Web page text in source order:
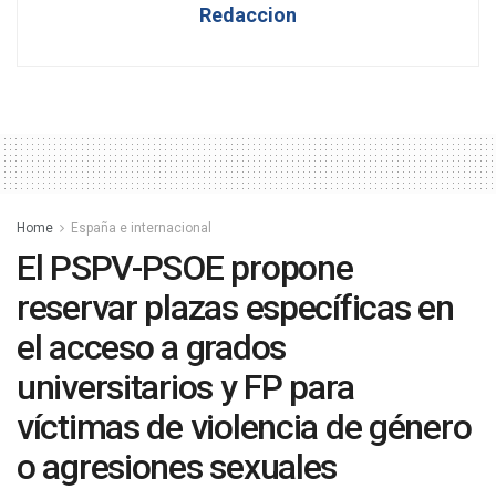
Redaccion
Home España e internacional
El PSPV-PSOE propone
reservar plazas específicas en
el acceso a grados
universitarios y FP para
víctimas de violencia de género
o agresiones sexuales